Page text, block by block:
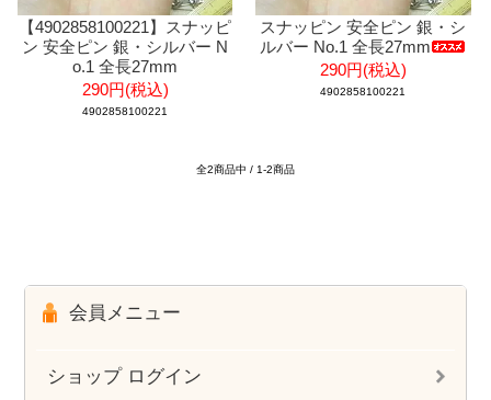
【4902858100221】スナッピ
ン 安全ピン 銀・シルバー N
o.1 全長27mm
290円(税込)
4902858100221
スナッピン 安全ピン 銀・シ
ルバー No.1 全長27mm
290円(税込)
4902858100221
全2商品中 / 1-2商品
会員メニュー
ショップ ログイン